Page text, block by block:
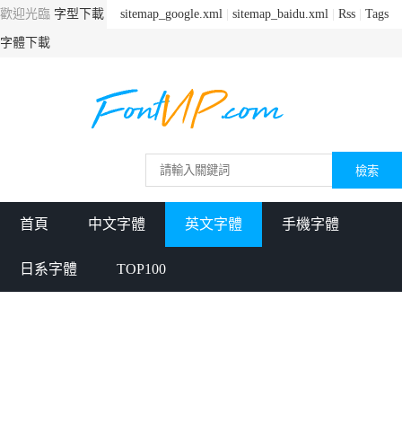
sitemap_google.xml sitemap_baidu.xml Rss Tags
歡迎光臨 字型下載
字體下載
首頁 中文字體 英文字體 手機字體
日系字體 TOP100